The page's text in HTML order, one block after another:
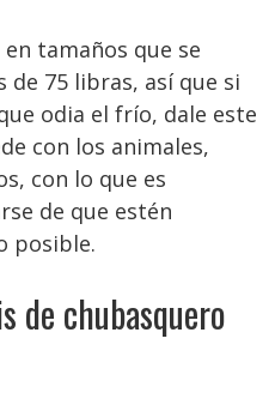
tamaños que se
de 75 libras, así que si
odia el frío, dale este
con los animales,
con lo que es
de que estén
posible.
de chubasquero